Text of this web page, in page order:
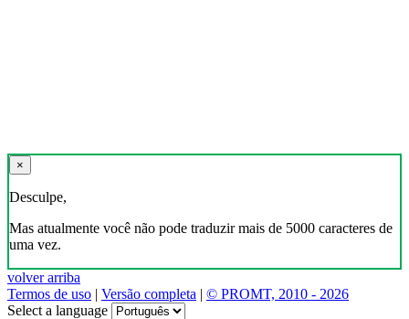
×
Desculpe,
Mas atualmente você não pode traduzir mais de 5000 caracteres de
uma vez.
volver arriba
Termos de uso | Versão completa | © PROMT, 2010 - 2026
Select a language